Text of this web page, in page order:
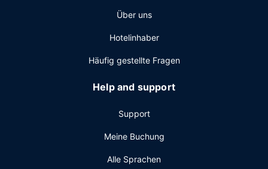
ein Frühstücksbuffet angeboten.
Sonstige Einrichtungen
Zum Angebot gehören ein rund um die Uhr geöffnetes
Businesscenter, ein Textilreinigungsservice und eine rund
um die Uhr besetzte Rezeption. Wenn du eine
Veranstaltung in Bal Harbour planst, ist dieses Hotel eine
Quadratmeter) großen Veranstaltungsräumlichkeiten
zählen Konferenzfläche und 9 Tagungsräume.
Über uns
Hotelinhaber
Häufig gestellte Fragen
Help and support
Support
Meine Buchung
Alle Sprachen